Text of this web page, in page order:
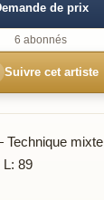
de prix
6 abonnés
Suivre cet artiste
Technique mixte
L: 89